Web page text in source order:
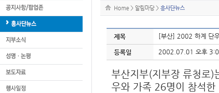
Home > 알림마당 > 흥사단뉴스
제목 [부산] 2002 하계 단
등록일 2002.07.01 오후
부산지부(지부장 류청로
우와 가족 26명이 참석